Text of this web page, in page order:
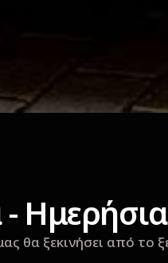
θα ξεκινήσει από το